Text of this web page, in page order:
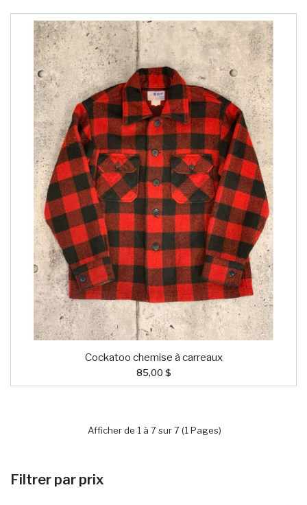
Filtrer par prix
Cockatoo chemise à carreaux
85,00 $
Afficher de 1 à 7 sur 7 (1 Pages)